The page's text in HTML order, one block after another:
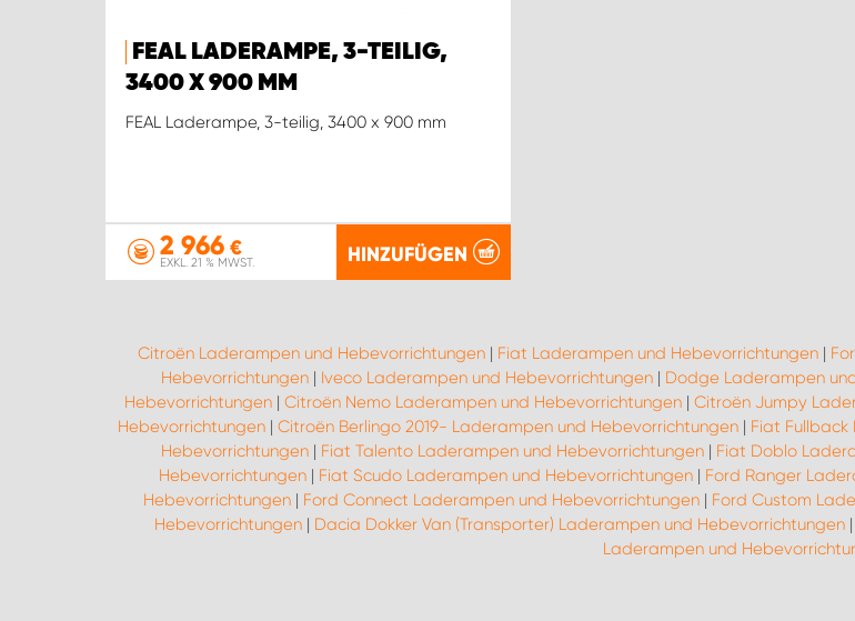
FEAL LADERAMPE, 3-TEILIG,
3400 X 900 MM
FEAL Laderampe, 3-teilig, 3400 x 900 mm
2 966 €
EXKL. 21 % MWST. HINZUFÜGEN
Citroën Laderampen und Hebevorrichtungen | Fiat Laderampen und Hebevorrichtungen |
Hebevorrichtungen | Iveco Laderampen und Hebevorrichtungen | Dodge Laderampen
Hebevorrichtungen| Citroën Nemo Laderampen und Hebevorrichtungen| Citroën Jumpy
Hebevorrichtungen | Citroën Berlingo 2019- Laderampen und Hebevorrichtungen | Fiat
Hebevorrichtungen | Fiat Talento Laderampen und Hebevorrichtungen | Fiat Doblo
Hebevorrichtungen| Fiat Scudo Laderampen und Hebevorrichtungen| Ford Ranger
Hebevorrichtungen | Ford Connect Laderampen und Hebevorrichtungen | Ford Custom
Hebevorrichtungen| Dacia Dokker Van (Transporter) Laderampen und Hebevorrichtungen|
Laderampen und